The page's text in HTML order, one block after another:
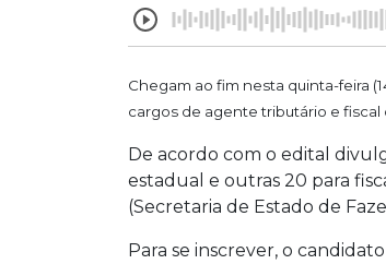
Chegam ao fim nesta quinta-feira
cargos de agente tributário e fiscal
De acordo com o edital
estadual e outras 20 para
(Secretaria de Estado de
Para se inscrever, o